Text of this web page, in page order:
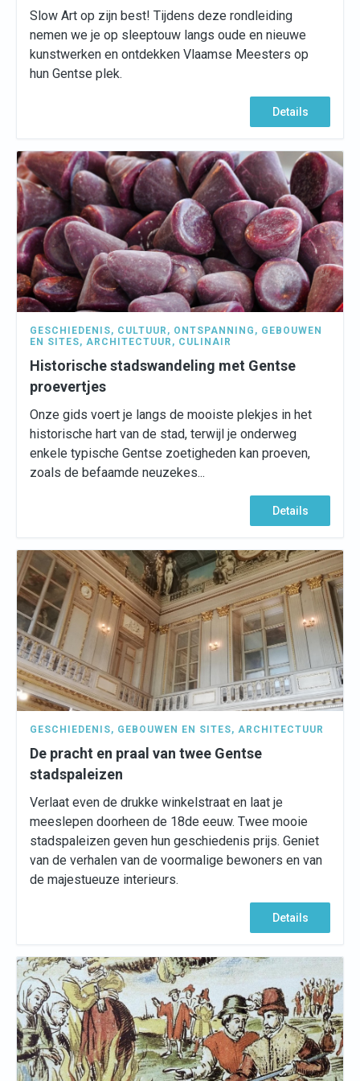
Slow Art op zijn best! Tijdens deze rondleiding
nemen we je op sleeptouw langs oude en nieuwe
kunstwerken en ontdekken Vlaamse Meesters op
hun Gentse plek.
Details
GESCHIEDENIS, CULTUUR , ONTSPANNING , GEBOUWEN
EN SITES, ARCHITECTUUR , CULINAIR
Historische stadswandeling met Gentse
proevertjes
Onze gids voert je langs de mooiste plekjes in het
historische hart van de stad, terwijl je onderweg
enkele typische Gentse zoetigheden kan proeven,
zoals de befaamde neuzekes...
Details
GESCHIEDENIS, GEBOUWEN EN SITES, ARCHITECTUUR
De pracht en praal van twee Gentse
stadspaleizen
Verlaat even de drukke winkelstraat en laat je
meeslepen doorheen de 18de eeuw. Twee mooie
stadspaleizen geven hun geschiedenis prijs. Geniet
van de verhalen van de voormalige bewoners en van
de majestueuze interieurs.
Details